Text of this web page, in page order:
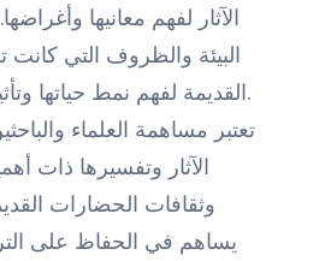
الآثار لفهم معانيها
البيئة والظروف التي
القديمة لفهم نمط حياتها وتأثير البيئة على تطورها.
تعتبر مساهمة العلماء
الآثار وتفسيرها ذات
وثقافات الحضارات
يساهم في الحفاظ على